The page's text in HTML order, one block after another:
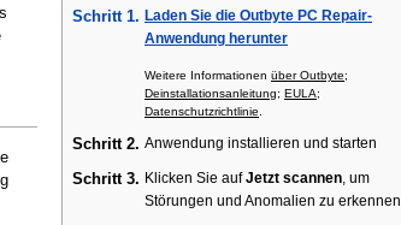
Schritt 1. Laden Sie die Outbyte PC Repair-
Anwendung herunter
Weitere Informationen über Outbyte;
Deinstallationsanleitung; EULA;
Datenschutzrichtlinie
Schritt 2. Anwendung installieren und starten
Schritt 3. Klicken Sie aufJetzt scannen , um
Störungen und Anomalien zu erkennen